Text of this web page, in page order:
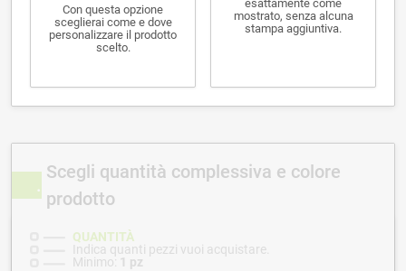
Con questa opzione
sceglierai come e dove
personalizzare il prodotto
scelto.
esattamente come
mostrato, senza alcuna
stampa aggiuntiva.
Scegli quantità complessiva e colore
prodotto
QUANTITÀ
Indica quanti pezzi vuoi acquistare.
Minimo: 1 pz